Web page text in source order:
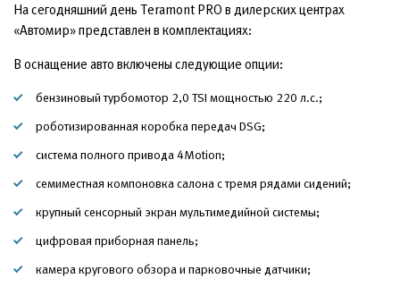
На сегодняшний день Teramont PRO в дилерских центрах
«Автомир» представлен в комплектациях:
В оснащение авто включены следующие опции:
бензиновый турбомотор 2,0 TSI мощностью 220 л.с.;
роботизированная коробка передач DSG;
система полного привода 4Motion;
семиместная компоновка салона с тремя рядами сидений;
крупный сенсорный экран мультимедийной системы;
цифровая приборная панель;
камера кругового обзора и парковочные датчики;